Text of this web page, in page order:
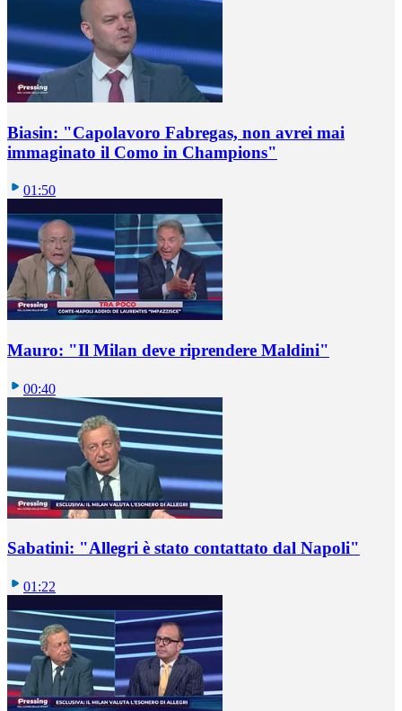
Biasin: "Capolavoro Fabregas, non avrei mai
immaginato il Como in Champions"
01:50
Mauro: "Il Milan deve riprendere Maldini"
00:40
Sabatini: "Allegri è stato contattato dal Napoli"
01:22